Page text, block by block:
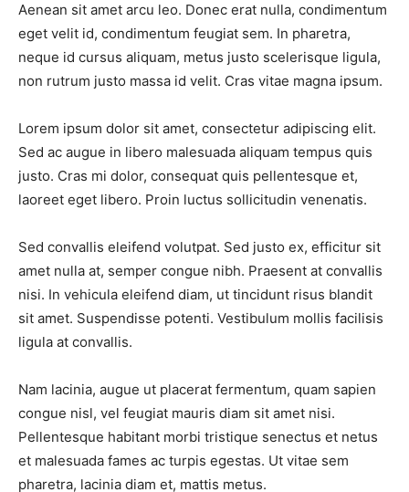
Aenean sit amet arcu leo. Donec erat nulla, condimentum
eget velit id, condimentum feugiat sem. In pharetra,
neque id cursus aliquam, metus justo scelerisque ligula,
non rutrum justo massa id velit. Cras vitae magna ipsum.
Lorem ipsum dolor sit amet, consectetur adipiscing elit.
Sed ac augue in libero malesuada aliquam tempus quis
justo. Cras mi dolor, consequat quis pellentesque et,
laoreet eget libero. Proin luctus sollicitudin venenatis.
Sed convallis eleifend volutpat. Sed justo ex, efficitur sit
amet nulla at, semper congue nibh. Praesent at convallis
nisi. In vehicula eleifend diam, ut tincidunt risus blandit
sit amet. Suspendisse potenti. Vestibulum mollis facilisis
ligula at convallis.
Nam lacinia, augue ut placerat fermentum, quam sapien
congue nisl, vel feugiat mauris diam sit amet nisi.
Pellentesque habitant morbi tristique senectus et netus
et malesuada fames ac turpis egestas. Ut vitae sem
pharetra, lacinia diam et, mattis metus.